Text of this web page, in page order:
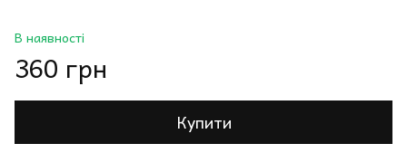
В наявності
360 грн
Купити